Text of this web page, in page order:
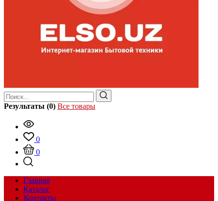
Результаты (0) Все товары
0
0
Главная
Каталог
Контакты